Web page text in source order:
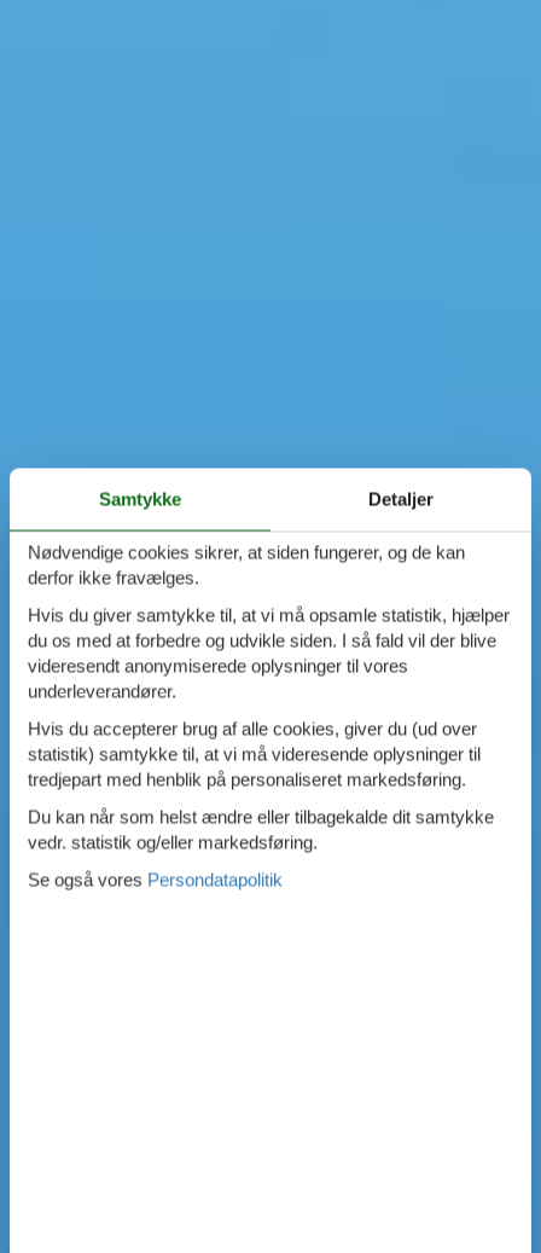
Samtykke Detaljer
Nødvendige cookies sikrer, at siden fungerer, og de kan
derfor ikke fravælges.
Hvis du giver samtykke til, at vi må opsamle statistik, hjælper
du os med at forbedre og udvikle siden. I så fald vil der blive
videresendt anonymiserede oplysninger til vores
underleverandører.
Hvis du accepterer brug af alle cookies, giver du (ud over
statistik) samtykke til, at vi må videresende oplysninger til
tredjepart med henblik på personaliseret markedsføring.
Du kan når som helst ændre eller tilbagekalde dit samtykke
vedr. statistik og/eller markedsføring.
Se også vores Persondatapolitik